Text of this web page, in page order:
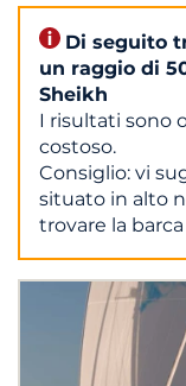
Di seguito
un raggio di
Sheikh
I risultati sono
costoso.
Consiglio: vi
situato in alto
trovare la